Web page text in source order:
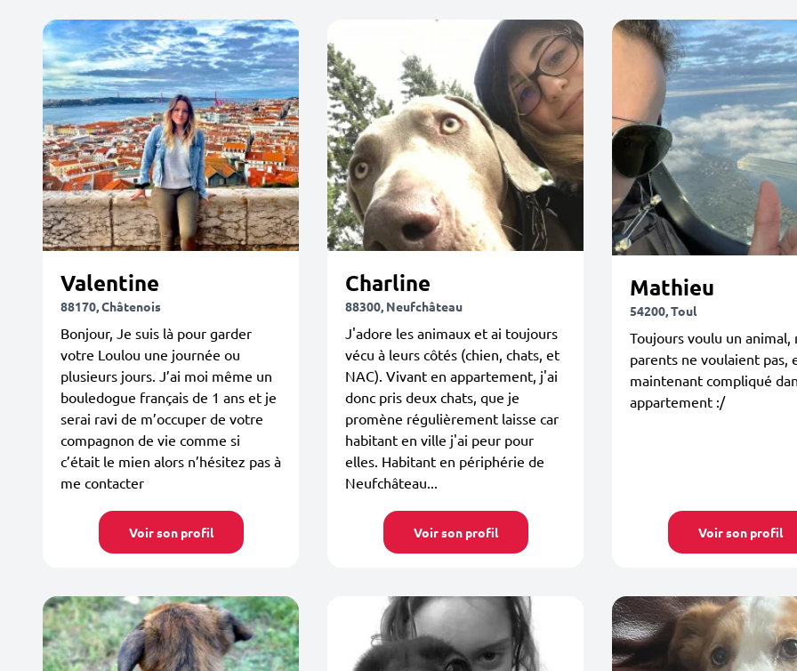
Valentine
88170, Châtenois
Bonjour, Je suis là pour garder
votre Loulou une journée ou
plusieurs jours. J’ai moi même un
bouledogue français de 1 ans et je
serai ravi de m’occuper de votre
compagnon de vie comme si
c’était le mien alors n’hésitez pas à
me contacter
Voir son profil
Charline
88300, Neufchâteau
J'adore les animaux et ai toujours
vécu à leurs côtés (chien, chats, et
NAC). Vivant en appartement, j'ai
donc pris deux chats, que je
promène régulièrement laisse car
habitant en ville j'ai peur pour
elles. Habitant en périphérie de
Neufchâteau...
Voir son profil
Mathieu
54200, Toul
Toujours voulu un animal,
parents ne voulaient pas,
maintenant compliqué
appartement :/
Voir son profil